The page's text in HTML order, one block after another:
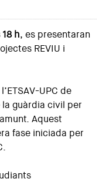
h, es presentaran
REVIU i
UPC de
guàrdia civil per
Aquest
fase iniciada per